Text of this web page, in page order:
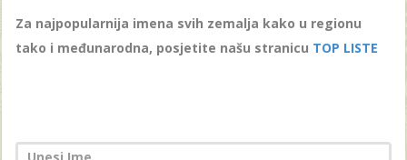
Za najpopularnija imena svih zemalja kako u regionu
tako i međunarodna, posjetite našu stranicu TOP LISTE